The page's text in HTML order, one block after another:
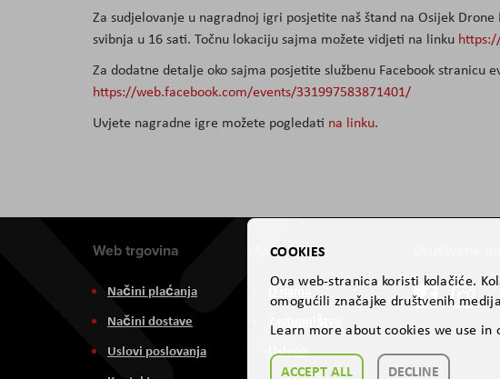
Za sudjelovanje u nagradnoj igri posjetite naš štand na Osijek
svibnja u 16 sati. Točnu lokaciju sajma možete vidjeti na linku
Za dodatne detalje oko sajma posjetite službenu Facebook stranicu
https://web.facebook.com/events/331997583871401/
Uvjete nagradne igre možete pogledati na linku.
Web trgovina
Načini plaćanja
Načini dostave
Uslovi poslovanja
Aviteh
O nama
Usluge
COOKIES
Ova web-stranica koristi kolačiće.
omogućili značajke društvenih
Learn more about cookies we use in
ACCEPT ALL DECLINE